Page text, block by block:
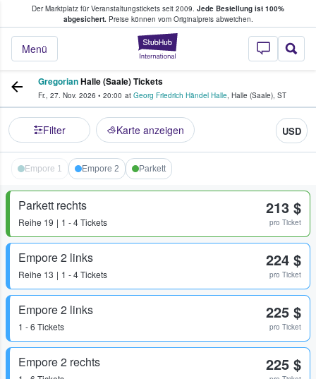
Der Marktplatz für Veranstaltungstickets seit 2009. Jede Bestellung ist 100%
abgesichert.Preise können vom Originalpreis abweichen.
StubHub - Wo
Menü
Tickets kaufen & verkaufen
GregorianHalle (Saale) Tickets
Fr., 27. Nov. 2026 • 20:00 at Georg Friedrich Händel Halle, Halle (Saale), ST
Filter Karte anzeigen USD
Empore 1 Empore 2 Parkett
Parkett rechts
Reihe 19 1 - 4 Tickets
213 $
pro Ticket
Empore 2 links
Reihe 13 1 - 4 Tickets
224 $
pro Ticket
Empore 2 links
1 - 6 Tickets
225 $
pro Ticket
Empore 2 rechts 225 $